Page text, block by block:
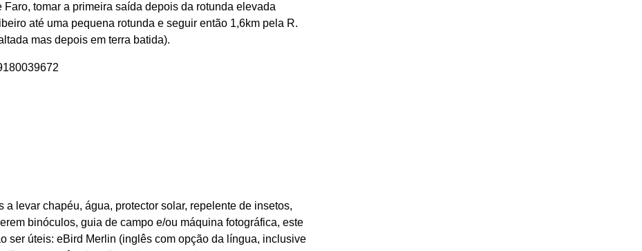
Faro, tomar a primeira saída depois da rotunda elevada
até uma pequena rotunda e seguir então 1,6km pela R.
mas depois em terra batida).
levar chapéu, água, protector solar, repelente de insetos,
binóculos, guia de campo e/ou máquina fotográfica, este
ser úteis: eBird Merlin (inglês com opção da língua, inclusive